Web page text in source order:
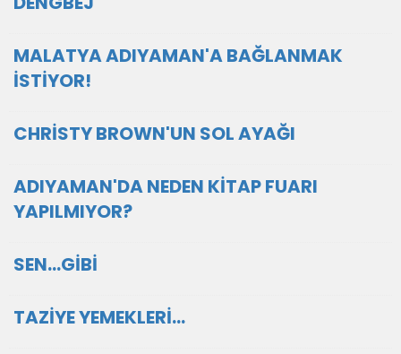
MALATYA ADIYAMAN'A BAĞLANMAK
İSTİYOR!
CHRİSTY BROWN'UN SOL AYAĞI
ADIYAMAN'DA NEDEN KİTAP FUARI
YAPILMIYOR?
SEN...GİBİ
TAZİYE YEMEKLERİ…